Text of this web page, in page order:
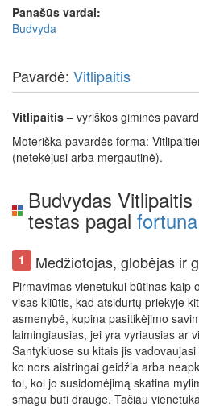
Panašūs vardai:
Budvyda
Pavardė: Vitlipaitis
Vitlipaitis – vyriškos giminės
Moteriška pavardės forma:
(netekėjusi arba mergautinė).
Budvydas
testas pagal
1 Medžiotojas, globėjas ir
Pirmavimas vienetukui būtinas kaip
visas kliūtis, kad atsidurtų priekyje
asmenybė, kupina pasitikėjimo
laimingiausias, jei yra vyriausias ar
Santykiuose su kitais jis
ko nors aistringai geidžia arba
tol, kol jo susidomėjimą skatina
smagu būti drauge. Tačiau